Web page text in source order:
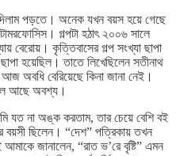
পড়তে। অনেক যখন বয়স হয়ে গেছে
গল্পটা হঠাৎ ২০০৬ সালে
বেরোয়। কৃত্তিবাসের গল্প সংখ্যা ছাপা
হয়েছিল। তাতে লিখেছিলেন সতীনাথ
অবধি বেরিয়েছে কিনা জানা নেই।
আছে অবশ্য।
যত না অঙ্ক করতাম, তার চেয়ে বেশি বই
বয়সী ছিলেন। “দেশ” পত্রিকায় তখন
জানালেন, “রাত ভ’রে বৃষ্টি” এমন